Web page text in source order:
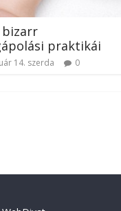
bizarr
praktikái
14. szerda 0